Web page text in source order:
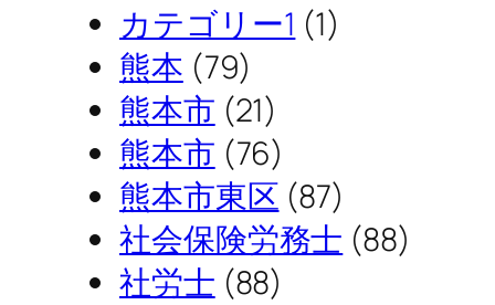
カテゴリー1 (1)
熊本 (79)
熊本市 (21)
熊本市 (76)
熊本市東区 (87)
社会保険労務士 (88)
社労士 (88)